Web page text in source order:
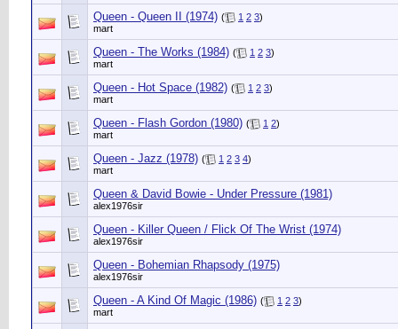
Queen - Queen II (1974) ( 1 2 3)
mart
Queen - The Works (1984) ( 1 2 3)
mart
Queen - Hot Space (1982) ( 1 2 3)
mart
Queen - Flash Gordon (1980) ( 1 2)
mart
Queen - Jazz (1978) ( 1 2 3 4)
mart
Queen & David Bowie - Under Pressure (1981)
alex1976sir
Queen - Killer Queen / Flick Of The Wrist (1974)
alex1976sir
Queen - Bohemian Rhapsody (1975)
alex1976sir
Queen - A Kind Of Magic (1986) ( 1 2 3)
mart